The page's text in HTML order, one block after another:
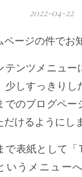
2022-04-22
ページの件でお
テンツメニュー
少しすっきり
でのブログペー
けるようにし
で表紙として
いうメニュー